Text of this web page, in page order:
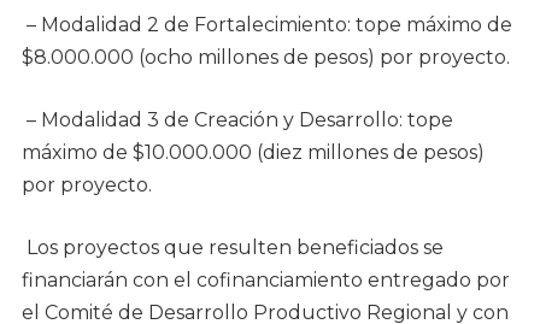
– Modalidad 2 de Fortalecimiento: tope máximo de
$8.000.000 (ocho millones de pesos) por proyecto.
– Modalidad 3 de Creación y Desarrollo: tope
máximo de $10.000.000 (diez millones de pesos)
por proyecto.
Los proyectos que resulten beneficiados se
financiarán con el cofinanciamiento entregado por
el Comité de Desarrollo Productivo Regional y con